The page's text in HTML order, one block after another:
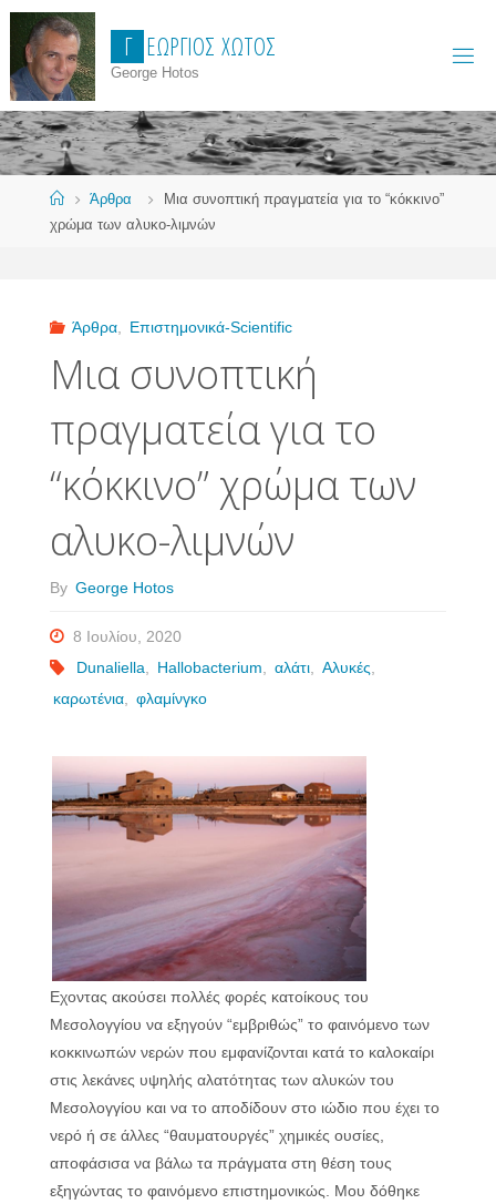
Skip
content
Γ ΕΏΡΓΙΟΣ ΧΏΤΟΣ
George Hotos
HomeΆρθρα
Μια συνοπτική πραγματεία για το “κόκκινο”
χρώμα των αλυκο-λιμνών
Άρθρα, Επιστημονικά-Scientific
Μια συνοπτική
πραγματεία για το
“κόκκινο” χρώμα των
αλυκο-λιμνών
By George Hotos
8 Ιουλίου, 2020
Dunaliella
Hallobacterium αλάτι, Αλυκές
καρωτένια, φλαμίνγκο
Εχοντας ακούσει πολλές φορές κατοίκους του
Μεσολογγίου να εξηγούν “εμβριθώς” το φαινόμενο των
κοκκινωπών νερών που εμφανίζονται κατά το καλοκαίρι
στις λεκάνες υψηλής αλατότητας των αλυκών του
Μεσολογγίου και να το αποδίδουν στο ιώδιο που έχει το
νερό ή σε άλλες “θαυματουργές” χημικές ουσίες,
αποφάσισα να βάλω τα πράγματα στη θέση τους
εξηγώντας το φαινόμενο επιστημονικώς. Μου δόθηκε